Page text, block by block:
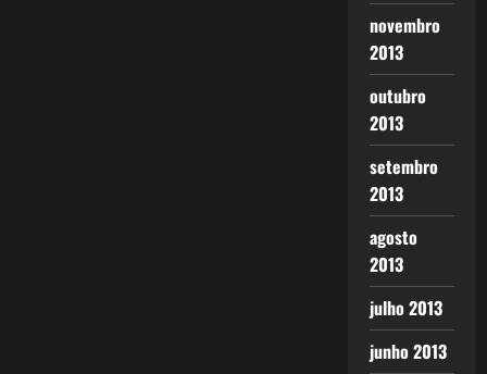
novembro
2013
outubro
2013
setembro
2013
agosto
2013
julho 2013
junho 2013